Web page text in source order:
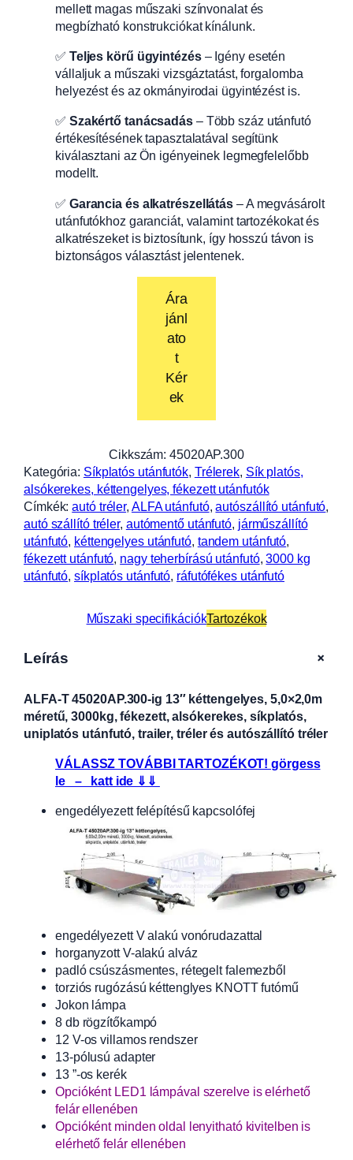
mellett magas műszaki színvonalat és
megbízható konstrukciókat kínálunk.
✅ Teljes körű ügyintézés– Igény esetén
vállaljuk a műszaki vizsgáztatást, forgalomba
helyezést és az okmányirodai ügyintézést is.
✅ Szakértő tanácsadás– Több száz utánfutó
értékesítésének tapasztalatával segítünk
kiválasztani az Ön igényeinek legmegfelelőbb
modellt.
✅ Garancia és alkatrészellátás – A megvásárolt
utánfutókhoz garanciát, valamint tartozékokat és
alkatrészeket is biztosítunk, így hosszú távon is
biztonságos választást jelentenek.
Ára
jánl
ato
t
Kér
ek
Cikkszám: 45020AP.300
Kategória: Síkplatós utánfutók, Trélerek, Sík platós,
alsókerekes, kéttengelyes, fékezett utánfutók
Címkék:autó tréler, ALFA utánfutó, autószállító utánfutó
autó szállító tréler, autómentő utánfutó, járműszállító
utánfutó, kéttengelyes utánfutó, tandem utánfutó
fékezett utánfutó, nagy teherbírású utánfutó, 3000 kg
utánfutó, síkplatós utánfutó, ráfutófékes utánfutó
Műszaki specifikációkTartozékok
Leírás +
ALFA-T 45020AP.300-ig 13″ kéttengelyes, 5,0×2,0m
méretű, 3000kg, fékezett, alsókerekes, síkplatós,
uniplatós utánfutó, trailer, tréler és autószállító tréler
VÁLASSZ TOVÁBBI TARTOZÉKOT! görgess
le – katt ide ⇓⇓
engedélyezett felépítésű kapcsolófej
engedélyezett V alakú vonórudazattal
horganyzott V-alakú alváz
padló csúszásmentes, rétegelt falemezből
torziós rugózású kéttenglyes KNOTT futómű
Jokon lámpa
8 db rögzítőkampó
12 V-os villamos rendszer
13-pólusú adapter
13 ”-os kerék
Opcióként LED1 lámpával szerelve is elérhető
felár ellenében
Opcióként minden oldal lenyitható kivitelben is
elérhető felár ellenében